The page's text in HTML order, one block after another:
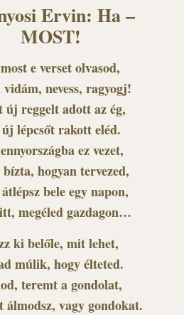
Ervin: Ha –
MOST!
e verset olvasod,
vidám, nevess, ragyogj!
új reggelt adott az ég,
lépcsőt rakott eléd.
ez vezet,
hogyan tervezed,
bele egy napon,
megéled gazdagon…
ki belőle, mit lehet,
múlik, hogy élteted.
teremt a gondolat,
álmodsz, vagy gondokat.